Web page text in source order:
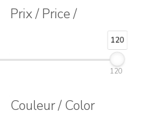
Prix / Price /
120
120
Couleur / Color